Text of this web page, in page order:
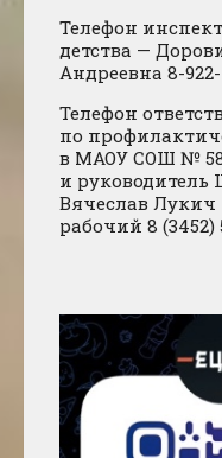
Телефон
детства —
Андреевна 8-
Телефон
по
в МАОУ СОШ №
и
Вячеслав Лукич
рабочий 8 (3452)